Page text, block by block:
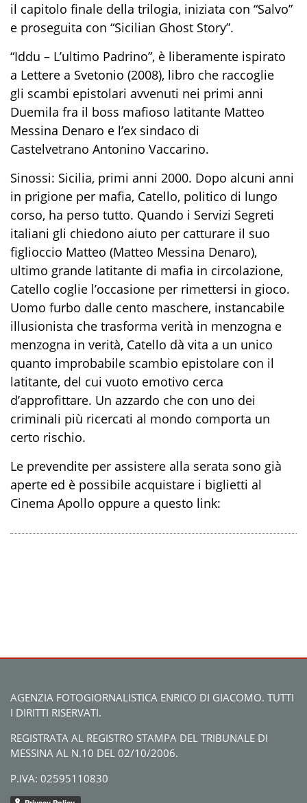
il capitolo finale della trilogia, iniziata con “Salvo”
e proseguita con “Sicilian Ghost Story”.
“Iddu – L’ultimo Padrino”, è liberamente ispirato
a Lettere a Svetonio (2008), libro che raccoglie
gli scambi epistolari avvenuti nei primi anni
Duemila fra il boss mafioso latitante Matteo
Messina Denaro e l’ex sindaco di
Castelvetrano Antonino Vaccarino.
Sinossi: Sicilia, primi anni 2000. Dopo alcuni anni
in prigione per mafia, Catello, politico di lungo
corso, ha perso tutto. Quando i Servizi Segreti
italiani gli chiedono aiuto per catturare il suo
figlioccio Matteo (Matteo Messina Denaro),
ultimo grande latitante di mafia in circolazione,
Catello coglie l’occasione per rimettersi in gioco.
Uomo furbo dalle cento maschere, instancabile
illusionista che trasforma verità in menzogna e
menzogna in verità, Catello dà vita a un unico
quanto improbabile scambio epistolare con il
latitante, del cui vuoto emotivo cerca
d’approfittare. Un azzardo che con uno dei
criminali più ricercati al mondo comporta un
certo rischio.
Le prevendite per assistere alla serata sono già
aperte ed è possibile acquistare i biglietti al
Cinema Apollo oppure a questo link:
AGENZIA FOTOGIORNALISTICA ENRICO DI GIACOMO. TUTTI
I DIRITTI RISERVATI.
REGISTRATA AL REGISTRO STAMPA DEL TRIBUNALE DI
MESSINA AL N.10 DEL 02/10/2006.
P.IVA: 02595110830